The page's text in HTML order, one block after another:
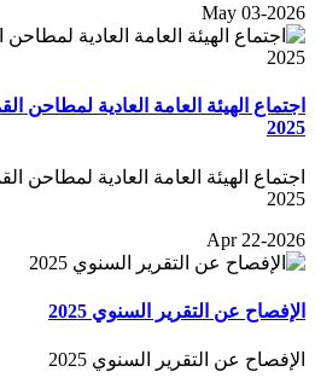
May 03-2026
اجتماع الهيئة العامة العادية لمطاحن
2025
اجتماع الهيئة العامة العادية لمطاحن
2025
Apr 22-2026
الإفصاح عن التقرير السنوي 2025
الإفصاح عن التقرير السنوي 2025